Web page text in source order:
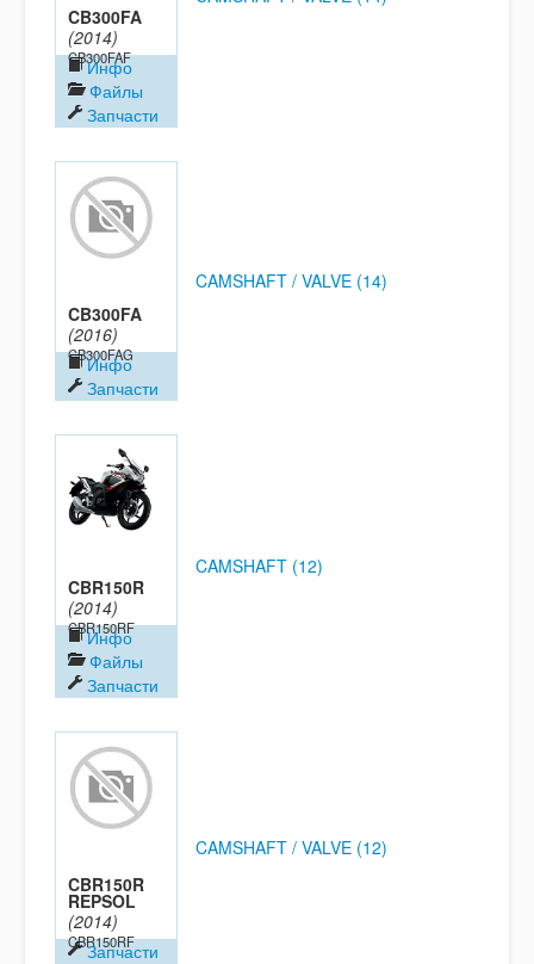
CB300FA
(2014)
CB300FAF
Инфо
Файлы
Запчасти
CB300FA
(2016)
CB300FAG
Инфо
Запчасти
CAMSHAFT / VALVE (14)
CBR150R
(2014)
CBR150RF
Инфо
Файлы
Запчасти
CAMSHAFT (12)
CBR150R
REPSOL
(2014)
CBR150RF
Запчасти
CAMSHAFT / VALVE (12)